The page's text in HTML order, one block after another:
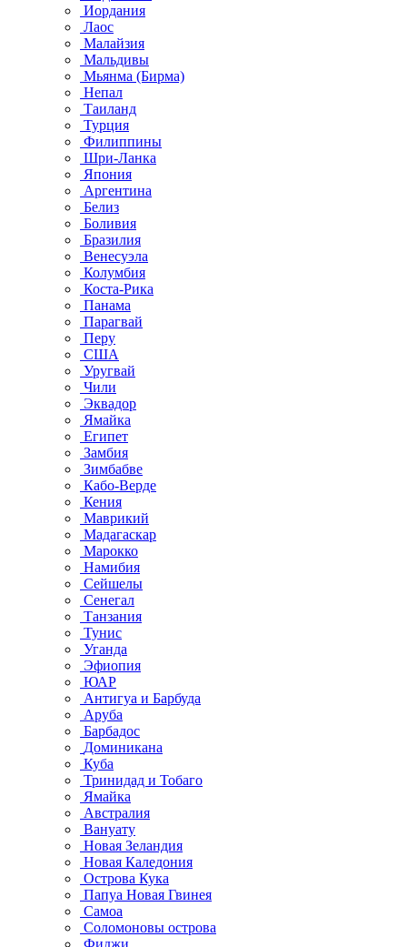
Иордания
Лаос
Малайзия
Мальдивы
Мьянма (Бирма)
Непал
Таиланд
Турция
Филиппины
Шри-Ланка
Япония
Аргентина
Белиз
Боливия
Бразилия
Венесуэла
Колумбия
Коста-Рика
Панама
Парагвай
Перу
США
Уругвай
Чили
Эквадор
Ямайка
Египет
Замбия
Зимбабве
Кабо-Верде
Кения
Маврикий
Мадагаскар
Марокко
Намибия
Сейшелы
Сенегал
Танзания
Тунис
Уганда
Эфиопия
ЮАР
Антигуа и Барбуда
Аруба
Барбадос
Доминикана
Куба
Тринидад и Тобаго
Ямайка
Австралия
Вануату
Новая Зеландия
Новая Каледония
Острова Кука
Папуа Новая Гвинея
Самоа
Соломоновы острова
Фиджи